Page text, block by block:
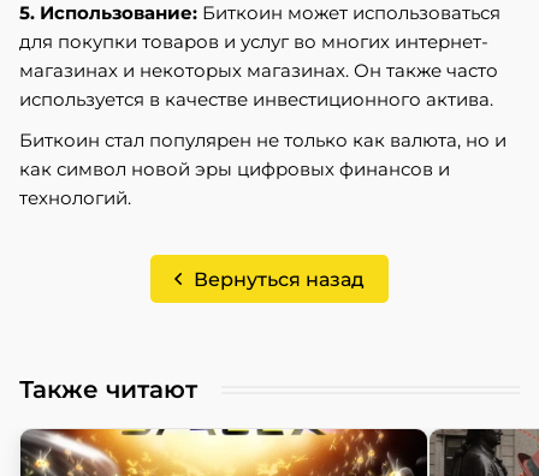
5. Использование: Биткоин может использоваться
для покупки товаров и услуг во многих интернет-
магазинах и некоторых магазинах. Он также часто
используется в качестве инвестиционного актива.
Биткоин стал популярен не только как валюта, но и
как символ новой эры цифровых финансов и
технологий.
Вернуться назад
Также читают